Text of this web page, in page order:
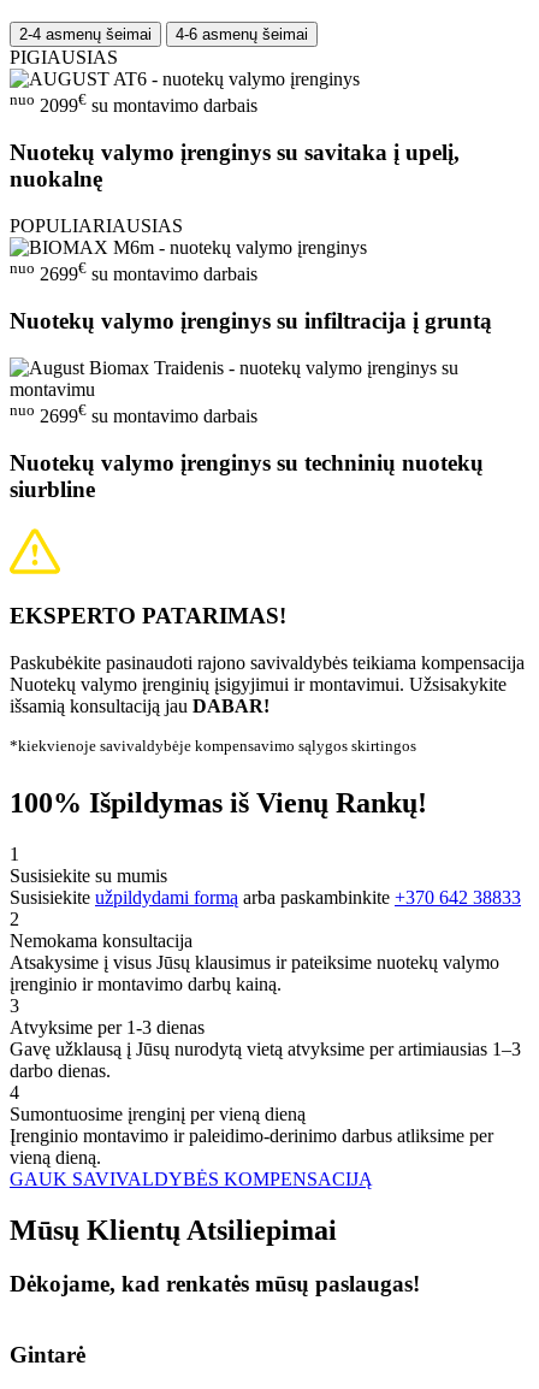
2-4 asmenų šeimai 4-6 asmenų šeimai
PIGIAUSIAS
nuo 2099€ su montavimo darbais
Nuotekų valymo įrenginys su savitaka į upelį,
nuokalnę
POPULIARIAUSIAS
nuo 2699€ su montavimo darbais
Nuotekų valymo įrenginys su infiltracija į gruntą
nuo 2699€ su montavimo darbais
Nuotekų valymo įrenginys su techninių nuotekų
siurbline
EKSPERTO PATARIMAS!
Paskubėkite pasinaudoti rajono savivaldybės teikiama kompensacija
Nuotekų valymo įrenginių įsigyjimui ir montavimui. Užsisakykite
išsamią konsultaciją jau DABAR!
*kiekvienoje savivaldybėje kompensavimo sąlygos skirtingos
100% Išpildymas iš Vienų Rankų!
1
Susisiekite su mumis
Susisiekite užpildydami formą arba paskambinkite +370 642 38833
2
Nemokama konsultacija
Atsakysime į visus Jūsų klausimus ir pateiksime nuotekų valymo
įrenginio ir montavimo darbų kainą.
3
Atvyksime per 1-3 dienas
Gavę užklausą į Jūsų nurodytą vietą atvyksime per artimiausias 1–3
darbo dienas.
4
Sumontuosime įrenginį per vieną dieną
Įrenginio montavimo ir paleidimo-derinimo darbus atliksime per
vieną dieną.
GAUK SAVIVALDYBĖS KOMPENSACIJĄ
Mūsų Klientų Atsiliepimai
Dėkojame, kad renkatės mūsų paslaugas!
Gintarė